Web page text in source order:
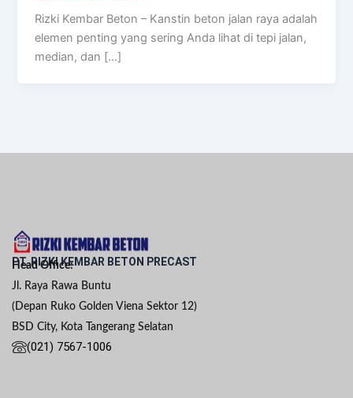
Rizki Kembar Beton – Kanstin beton jalan raya adalah
elemen penting yang sering Anda lihat di tepi jalan,
median, dan […]
PT. RIZKI KEMBAR BETON PRECAST
Head Office:
Jl. Raya Rawa Buntu
(Depan Ruko Golden Viena Sektor 12)
BSD City, Kota Tangerang Selatan
(021) 7567-1006